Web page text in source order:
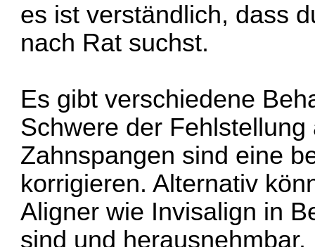
es ist verständlich, dass
nach Rat suchst.
Es gibt verschiedene
Schwere der
Zahnspangen sind eine
korrigieren. Alternativ
Aligner wie Invisalign in
sind und herausnehmbar.